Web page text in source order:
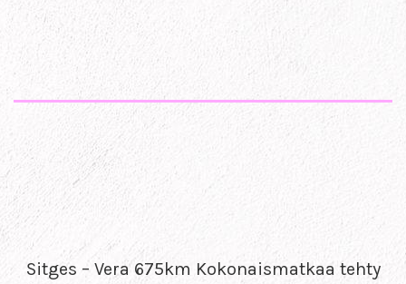
Sitges – Vera 675km Kokonaismatkaa tehty